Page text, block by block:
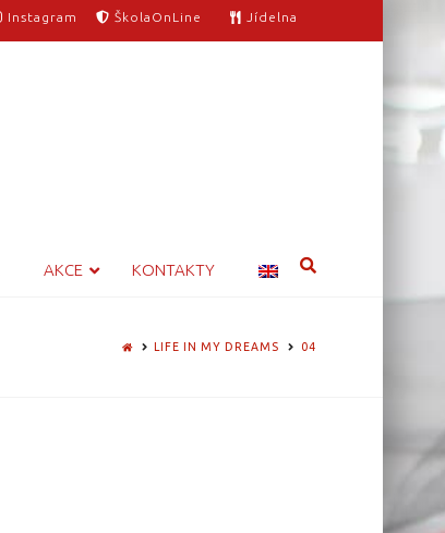
Instagram ŠkolaOnLine Jídelna
AKCE KONTAKTY
HOMELIFE IN MY DREAMS 04